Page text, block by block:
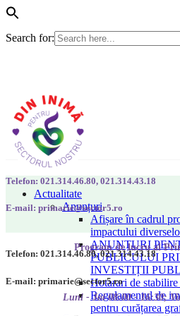
Search for:
Actualitate
Anunțuri
Afișare în cadrul
impactului
ANUNȚURI
PUBLICULUI
INVESTIȚII
Hotarari de
Regulamentul de
pentru curățarea
Telefon: 021.314.46.80, 021.314.43.18
E-mail: primarie@sector5.ro
Program de lucru al
Luni - Joi 08:00 - 16:30;
Telefon: 021.314.46.80, 021.314.43.18
E-mail: primarie@sector5.ro